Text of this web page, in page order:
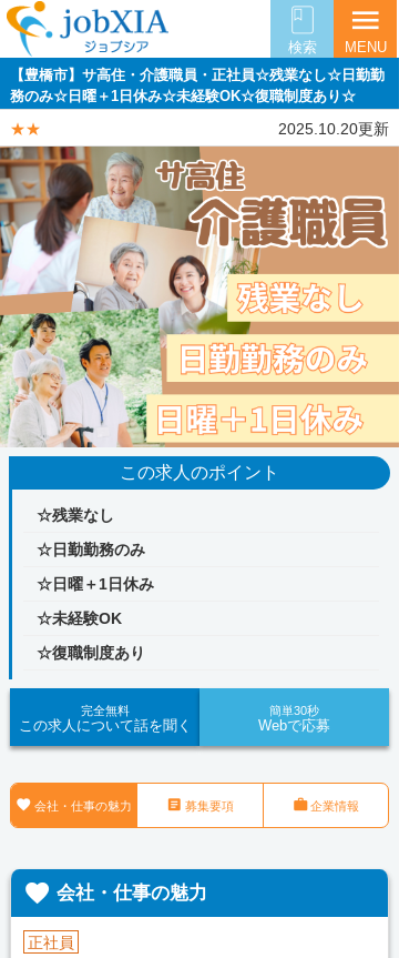
検索
menu
MENU
【豊橋市】サ高住・介護職員・正社員☆残業なし☆日勤勤
務のみ☆日曜＋1日休み☆未経験OK☆復職制度あり☆
★★ 2025.10.20更新
この求人のポイント
☆残業なし
☆日勤勤務のみ
☆日曜＋1日休み
☆未経験OK
☆復職制度あり
完全無料
この求人について話を聞く
簡単30秒
Webで応募
 会社・仕事の魅力  募集要項 企業情報
 会社・仕事の魅力
正社員